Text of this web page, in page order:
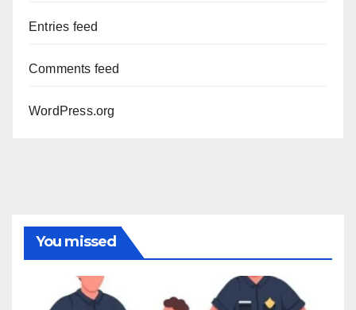
Entries feed
Comments feed
WordPress.org
You missed